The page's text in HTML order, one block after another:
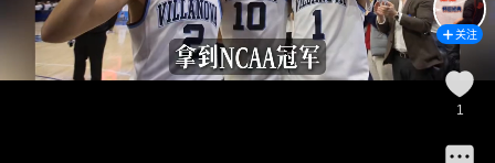
关注
1